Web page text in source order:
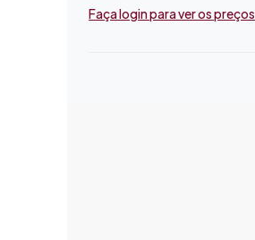
Faça login para ver os preços